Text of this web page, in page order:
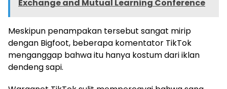
Exchange and Mutual Learning Conference
Meskipun penampakan tersebut sangat mirip
dengan Bigfoot, beberapa komentator TikTok
menganggap bahwa itu hanya kostum dari iklan
dendeng sapi.